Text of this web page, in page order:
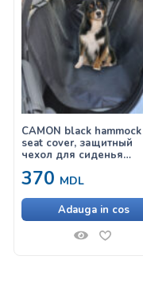
CAMON black
seat cover, защитный
чехол для сиденья
370 MDL
Adauga in cos